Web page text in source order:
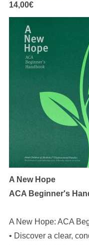
14,00€
A New Hope
ACA Beginner's
A New Hope: ACA
• Discover a clear,